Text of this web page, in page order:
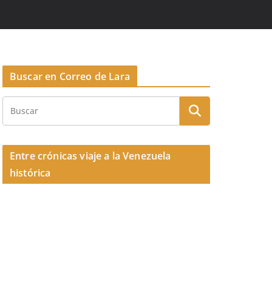
Buscar en Correo de Lara
Entre crónicas viaje a la Venezuela
histórica